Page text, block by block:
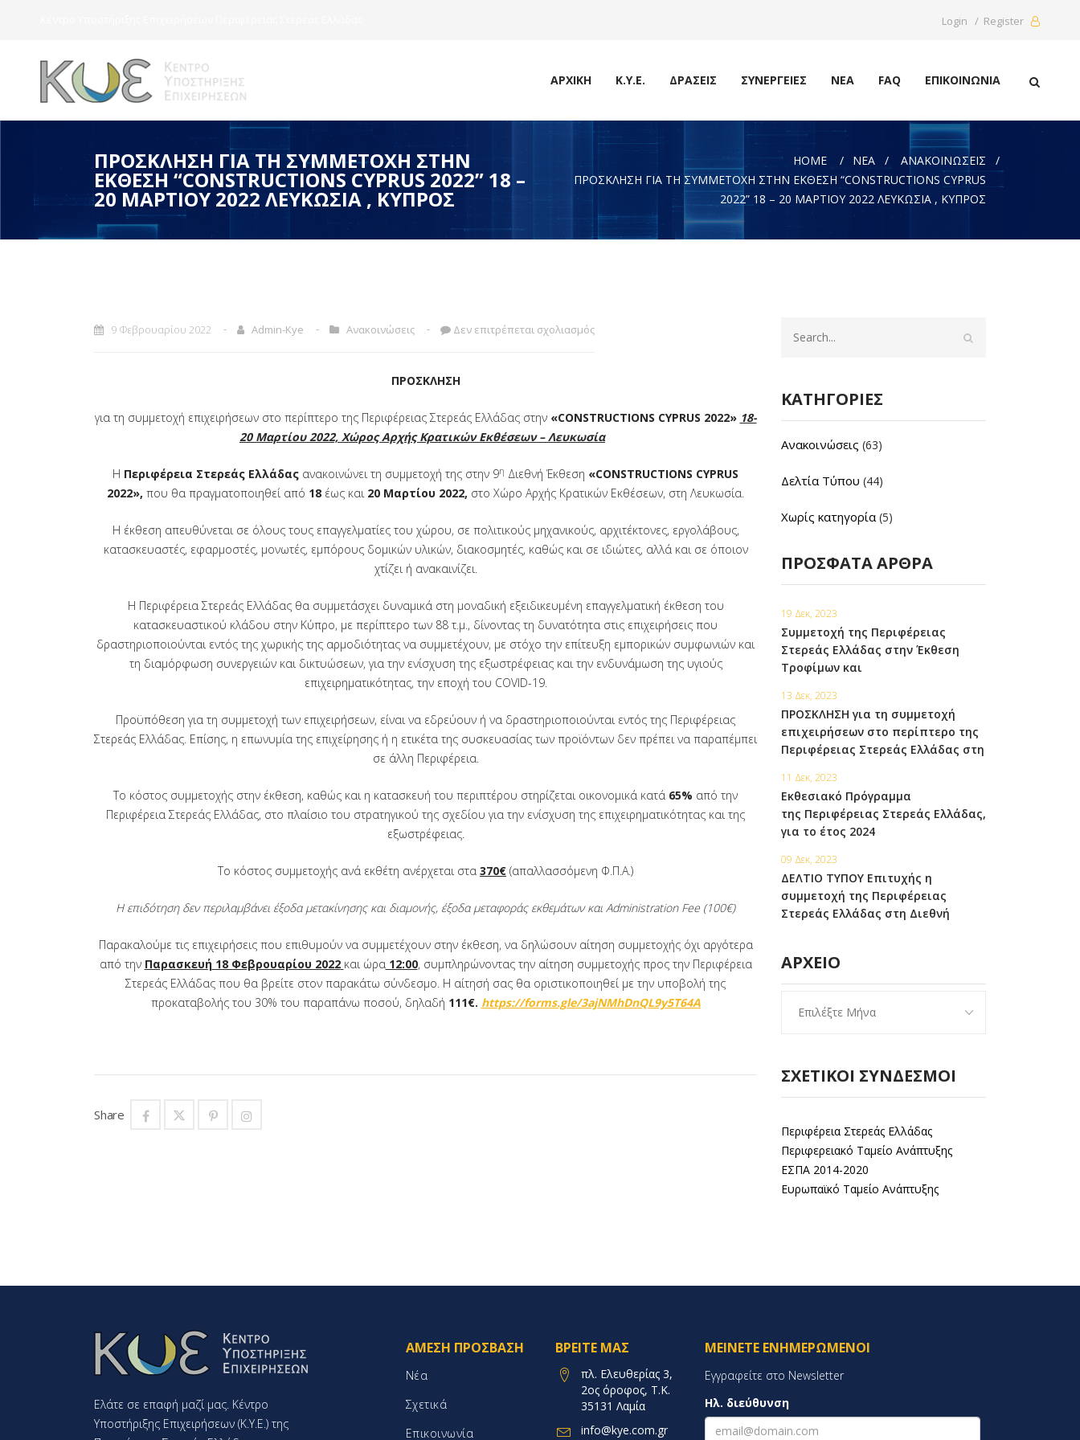
Login / Register
ΑΡΧΙΚΉ Κ.Υ.Ε. ΔΡΆΣΕΙΣ ΣΥΝΕΡΓΕΙΕΣ ΝΈΑ FAQ ΕΠΙΚΟΙΝΩΝΊΑ
ΠΡΟΣΚΛΗΣΗ ΓΙΑ ΤΗ ΣΥΜΜΕΤΟΧΗ ΣΤΗΝ
ΕΚΘΕΣΗ “CONSTRUCTIONS CYPRUS 2022” 18 –
20 ΜΑΡΤΙΟΥ 2022 ΛΕΥΚΩΣΙΑ , ΚΥΠΡΟΣ
HOME ΝΈΑ
ΑΝΑΚΟΙΝΏΣΕΙΣ
ΠΡΟΣΚΛΗΣΗ ΓΙΑ ΤΗ ΣΥΜΜΕΤΟΧΗ ΣΤΗΝ ΕΚΘΕΣΗ “CONSTRUCTIONS CYPRUS
2022” 18 – 20 ΜΑΡΤΙΟΥ 2022 ΛΕΥΚΩΣΙΑ , ΚΥΠΡΟΣ
9 Φεβρουαρίου 2022 Admin-Kye Ανακοινώσεις Δεν επιτρέπεται σχολιασμός
ΠΡΟΣΚΛΗΣΗ
για τη συμμετοχή επιχειρήσεων στο περίπτερο της Περιφέρειας Στερεάς Ελλάδας στην «CONSTRUCTIONS CYPRUS 2022» 18-
20 Μαρτίου 2022, Χώρος Αρχής Κρατικών Εκθέσεων – Λευκωσία
H Περιφέρεια Στερεάς Ελλάδας ανακοινώνει τη συμμετοχή της στην 9η Διεθνή Έκθεση «CONSTRUCTIONS CYPRUS
2022», που θα πραγματοποιηθεί από 18 έως και 20 Μαρτίου 2022, στο Χώρο Αρχής Κρατικών Εκθέσεων, στη Λευκωσία.
Η έκθεση απευθύνεται σε όλους τους επαγγελματίες του χώρου, σε πολιτικούς μηχανικούς, αρχιτέκτονες, εργολάβους,
κατασκευαστές, εφαρμοστές, μονωτές, εμπόρους δομικών υλικών, διακοσμητές, καθώς και σε ιδιώτες, αλλά και σε όποιον
χτίζει ή ανακαινίζει.
Η Περιφέρεια Στερεάς Ελλάδας θα συμμετάσχει δυναμικά στη μοναδική εξειδικευμένη επαγγελματική έκθεση του
κατασκευαστικού κλάδου στην Κύπρο, με περίπτερο των 88 τ.μ., δίνοντας τη δυνατότητα στις επιχειρήσεις που
δραστηριοποιούνται εντός της χωρικής της αρμοδιότητας να συμμετέχουν, με στόχο την επίτευξη εμπορικών συμφωνιών και
τη διαμόρφωση συνεργειών και δικτυώσεων, για την ενίσχυση της εξωστρέφειας και την ενδυνάμωση της υγιούς
επιχειρηματικότητας, την εποχή του COVID-19.
Προϋπόθεση για τη συμμετοχή των επιχειρήσεων, είναι να εδρεύουν ή να δραστηριοποιούνται εντός της Περιφέρειας
Στερεάς Ελλάδας. Επίσης, η επωνυμία της επιχείρησης ή η ετικέτα της συσκευασίας των προϊόντων δεν πρέπει να παραπέμπει
σε άλλη Περιφέρεια.
Το κόστος συμμετοχής στην έκθεση, καθώς και η κατασκευή του περιπτέρου στηρίζεται οικονομικά κατά 65% από την
Περιφέρεια Στερεάς Ελλάδας, στο πλαίσιο του στρατηγικού της σχεδίου για την ενίσχυση της επιχειρηματικότητας και της
εξωστρέφειας.
Το κόστος συμμετοχής ανά εκθέτη ανέρχεται στα 370€ (απαλλασσόμενη Φ.Π.Α.)
Η επιδότηση δεν περιλαμβάνει έξοδα μετακίνησης και διαμονής, έξοδα μεταφοράς εκθεμάτων και Administration Fee (100€)
Παρακαλούμε τις επιχειρήσεις που επιθυμούν να συμμετέχουν στην έκθεση, να δηλώσουν αίτηση συμμετοχής όχι αργότερα
από την Παρασκευή 18 Φεβρουαρίου 2022 και ώρα12:00, συμπληρώνοντας την αίτηση συμμετοχής προς την Περιφέρεια
Στερεάς Ελλάδας που θα βρείτε στον παρακάτω σύνδεσμο. Η αίτησή σας θα οριστικοποιηθεί με την υποβολή της
προκαταβολής του 30% του παραπάνω ποσού, δηλαδή 111€. https://forms.gle/3ajNMhDnQL9y5T64A
Share
ΚΑΤΗΓΟΡΊΕΣ
Ανακοινώσεις (63)
Δελτία Τύπου (44)
Χωρίς κατηγορία(5)
ΠΡΌΣΦΑΤΑ ΆΡΘΡΑ
19 Δεκ, 2023
Συμμετοχή της Περιφέρειας
Στερεάς Ελλάδας στην Έκθεση
Τροφίμων και
Fine Food Exhibition» που θα
πραγματοποιηθεί από τις 03 έως
και τις 05 Φεβρουαρίου 2024 στο
Εκθεσιακό
Κέντρο MEC Παιανίας στην Αττική.
13 Δεκ, 2023
ΠΡΟΣΚΛΗΣΗ για τη συμμετοχή
επιχειρήσεων στο περίπτερο της
Περιφέρειας Στερεάς Ελλάδας στη
Επαγγελματικού Εξοπλισμού FHA –
Food & Beverage, Singapore 23-26
Απριλίου 2024.
11 Δεκ, 2023
Εκθεσιακό Πρόγραμμα
της Περιφέρειας Στερεάς Ελλάδας,
για το έτος 2024
09 Δεκ, 2023
ΔΕΛΤΙΟ ΤΥΠΟΥ Επιτυχής η
συμμετοχή της Περιφέρειας
Στερεάς Ελλάδας στη Διεθνή
που πραγματοποιήθηκε στο
Ντουμπάι των Ηνωμένων Αραβικών
ΑΡΧΕΊΟ
ΣΧΕΤΙΚΟΊ ΣΎΝΔΕΣΜΟΙ
Περιφέρεια Στερεάς Ελλάδας
Περιφερειακό Ταμείο Ανάπτυξης
ΕΣΠΑ 2014-2020
Ευρωπαϊκό Ταμείο Ανάπτυξης
Ελάτε σε επαφή μαζί μας. Κέντρο
Υποστήριξης Επιχειρήσεων (K.Y.E.) της
ΆΜΕΣΗ ΠΡΌΣΒΑΣΗ
Νέα
Σχετικά
Επικοινωνία
ΒΡΕΊΤΕ ΜΑΣ
πλ. Ελευθερίας 3,
2ος όροφος, Τ.Κ.
35131 Λαμία
info@kye.com.gr
ΜΕΊΝΕΤΕ ΕΝΗΜΕΡΩΜΈΝΟΙ
Εγγραφείτε στο Newsletter
Ηλ. διεύθυνση